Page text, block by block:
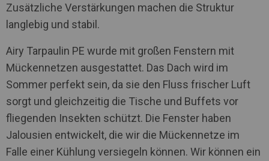
Zusätzliche Verstärkungen machen die Struktur
langlebig und stabil.
Airy Tarpaulin PE wurde mit großen Fenstern mit
Mückennetzen ausgestattet. Das Dach wird im
Sommer perfekt sein, da sie den Fluss frischer Luft
sorgt und gleichzeitig die Tische und Buffets vor
fliegenden Insekten schützt. Die Fenster haben
Jalousien entwickelt, die wir die Mückennetze im
Falle einer Kühlung versiegeln können. Wir können ein